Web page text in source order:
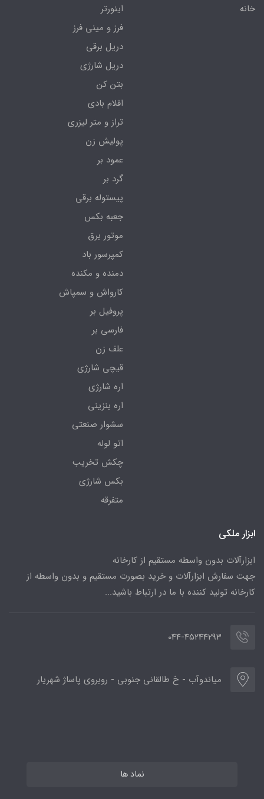
خانه
اینورتر
فرز و مینی فرز
دریل برقی
دریل شارژی
بتن کن
اقلام بادی
تراز و متر لیزری
پولیش زن
عمود بر
گرد بر
پیستوله برقی
جعبه بکس
موتور برق
کمپرسور باد
دمنده و مکنده
کارواش و سمپاش
پروفیل بر
فارسی بر
علف زن
قیچی شارژی
اره شارژی
اره بنزینی
سشوار صنعتی
اتو لوله
چکش تخریب
بکس شارژی
متفرقه
ابزار ملکی
ابزارآلات بدون واسطه مستقیم از کارخانه
جهت سفارش ابزارآلات و خرید بصورت مستقیم و بدون واسطه از
کارخانه تولید کننده با ما در ارتباط باشید...
044-45244293
میاندوآب - خ طالقانی جنوبی - روبروی پاساژ شهریار
نماد ها